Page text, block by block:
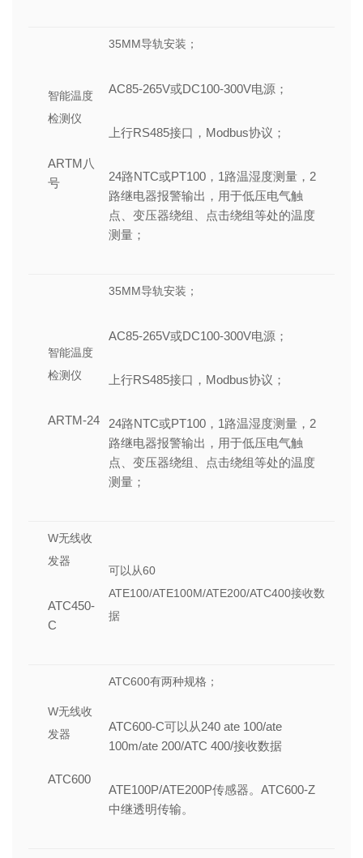
智能温度
检测仪
ARTM八
号
35MM导轨安装；
AC85-265V或DC100-300V电源；
上行RS485接口，Modbus协议；
24路NTC或PT100，1路温湿度测量，2
路继电器报警输出，用于低压电气触
点、变压器绕组、点击绕组等处的温度
测量；
智能温度
检测仪
ARTM-24
35MM导轨安装；
AC85-265V或DC100-300V电源；
上行RS485接口，Modbus协议；
24路NTC或PT100，1路温湿度测量，2
路继电器报警输出，用于低压电气触
点、变压器绕组、点击绕组等处的温度
测量；
W无线收
发器
ATC450-
C
可以从60
ATE100/ATE100M/ATE200/ATC400接收数
据
W无线收
发器
ATC600
ATC600有两种规格；
ATC600-C可以从240 ate 100/ate
100m/ate 200/ATC 400/接收数据
ATE100P/ATE200P传感器。ATC600-Z
中继透明传输。